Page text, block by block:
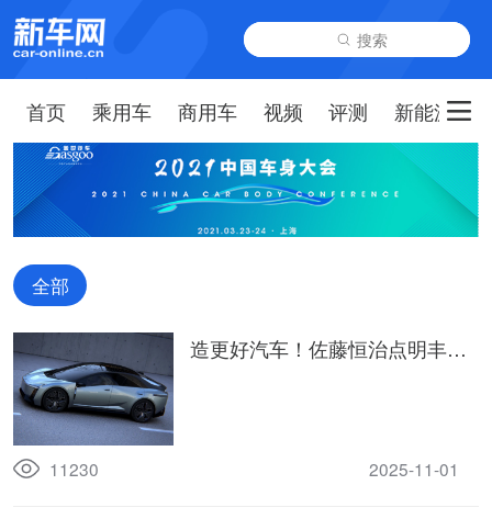
搜索
首页 乘用车 商用车 视频 评测 新能源
全部
造更好汽车！佐藤恒治点明丰田
11230 2025-11-01